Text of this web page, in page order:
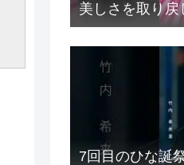
美しさを取り戻
7回目のひな誕